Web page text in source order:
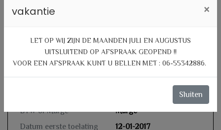
BTW of Marge
Marge
Datum eerste toelating
12-01-2017
vakantie ×
LET OP WIJ ZIJN DE MAANDEN JULI EN AUGUSTUS
UITSLUITEND OP AFSPRAAK GEOPEND !!
VOOR EEN AFSPRAAK KUNT U BELLEN MET : 06-55342886.
Sluiten